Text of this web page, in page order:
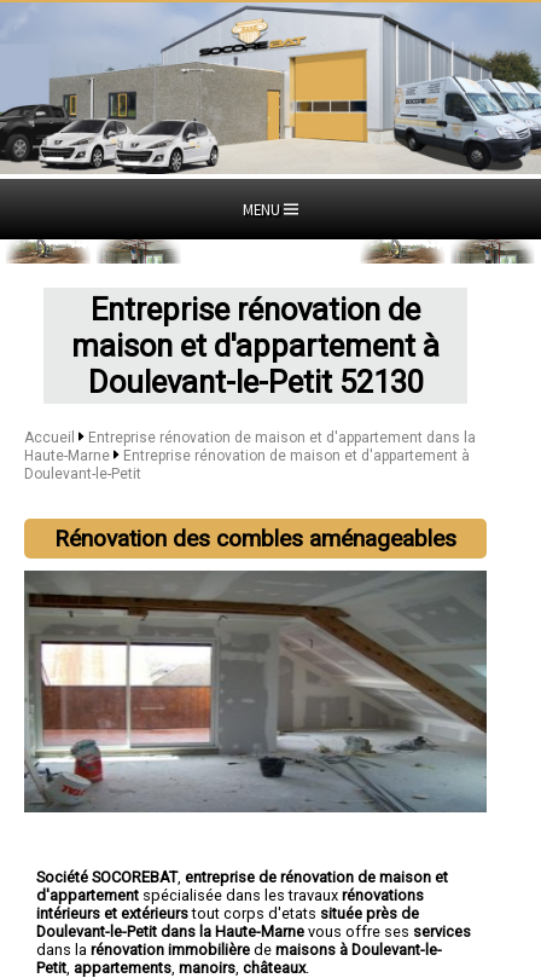
MENU
Entreprise rénovation de
maison et d'appartement à
Doulevant-le-Petit 52130
Accueil
Entreprise rénovation de maison et d'appartement dans la
Haute-Marne
Entreprise rénovation de maison et d'appartement à
Doulevant-le-Petit
Rénovation des combles aménageables
Société SOCOREBAT, entreprise de rénovation de maison et
d'appartement spécialisée dans les travaux rénovations
intérieurs et extérieurstout corps d'etats située près de
Doulevant-le-Petit dans la Haute-Marne vous offre ses services
dans la rénovation immobilière de maisons à Doulevant-le-
Petit appartements manoirs châteaux.